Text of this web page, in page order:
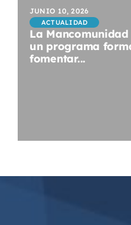
JUNIO 10, 2026
ACTUALIDAD
La
un programa
fomentar...